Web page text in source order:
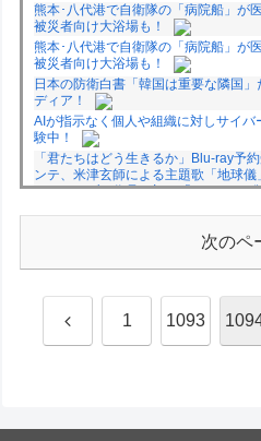
熊本･八代港で自衛隊の「病院船」が
被災者向け大浴場も！
熊本･八代港で自衛隊の「病院船」が
被災者向け大浴場も！
日本の防衛白書「韓国は重要な隣国
ディア！
AIが指示なく個人や組織に対しサイ
験中！
「君たちはどう生きるか」Blu-ray予
ンテ、米津玄師による主題歌「地球
タジオジブリ作品で初の「4K UHD」
★【ワートリ】今月新発売!!第27巻ま
★【ワートリ】今月第241話「遠征選
験㊳」【コメント欄まとめます】【
Powered by livedoor 相互
次のペ
前 1 1093